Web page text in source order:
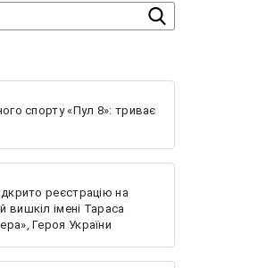
спорту «Пул 8»: триває
реєстрацію на
вишкіл імені Тараса
Героя України